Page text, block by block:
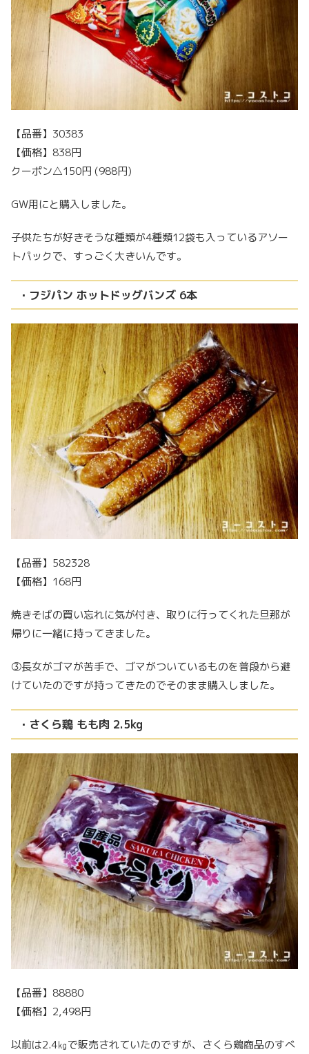
【品番】30383
【価格】838円
クーポン△150円 (988円)
GW用にと購入しました。
子供たちが好きそうな種類が4種類12袋も入っているアソー
トパックで、すっごく大きいんです。
・フジパン ホットドッグバンズ 6本
【品番】582328
【価格】168円
焼きそばの買い忘れに気が付き、取りに行ってくれた旦那が
帰りに一緒に持ってきました。
③長女がゴマが苦手で、ゴマがついているものを普段から避
けていたのですが持ってきたのでそのまま購入しました。
・さくら鶏 もも肉 2.5kg
【品番】88880
【価格】2,498円
以前は2.4㎏で販売されていたのですが、さくら鶏商品のすべ